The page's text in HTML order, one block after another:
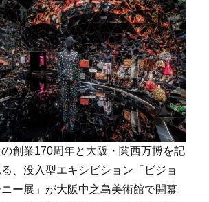
創業170周年と大阪・関西万博を記
、没入型エキシビション「ビジョ
ー展」が大阪中之島美術館で開幕